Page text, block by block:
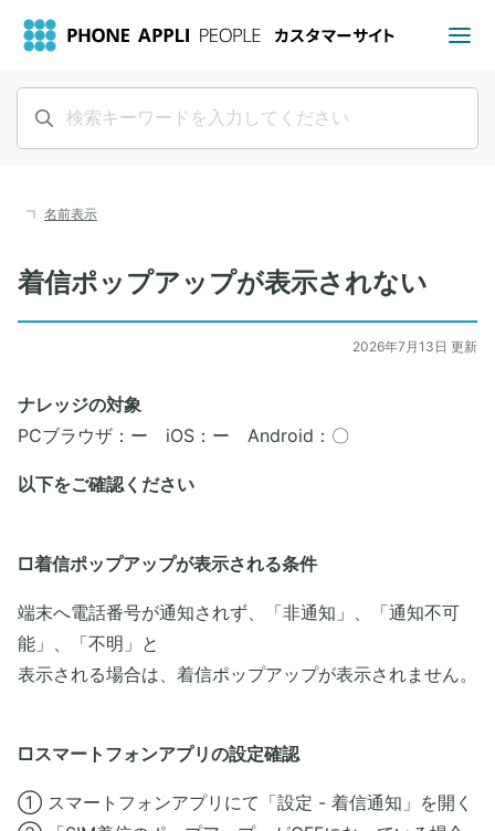
名前表示
着信ポップアップが表示されない
2026年7月13日 更新
ナレッジの対象
PCブラウザ：ー iOS：ー Android：〇
以下をご確認ください
□着信ポップアップが表示される条件
​端末へ電話番号が通知されず、「非通知」、「通知不可
能」、「不明」と
表示される場合は、着信ポップアップが表示されません。
□スマートフォンアプリの設定確認
​① スマートフォンアプリにて「設定 - 着信通知」を開く